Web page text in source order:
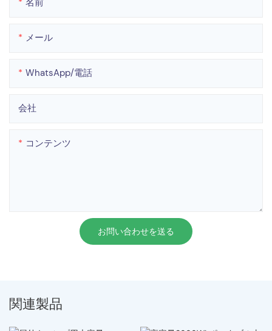
メール
WhatsApp/電話
会社
コンテンツ
お問い合わせを送る
関連製品